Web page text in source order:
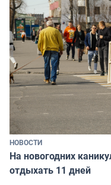
НОВОСТИ
На новогодних
отдыхать 11 дней